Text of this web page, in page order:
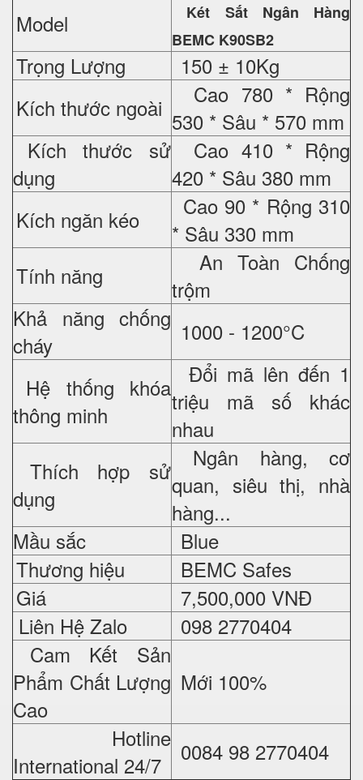
Model
Két Sắt Ngân Hàng
BEMC K90SB2
Trọng Lượng
150 ± 10Kg
Kích thước ngoài
Cao 780 * Rộng
530 * Sâu * 570 mm
Kích thước sử
dụng
Cao 410 * Rộng
420 * Sâu 380 mm
Kích ngăn kéo
Cao 90 * Rộng 310
* Sâu 330 mm
Tính năng
An Toàn Chống
trộm
Khả năng chống
cháy
1000 - 1200°C
Hệ thống khóa
thông minh
Đổi mã lên đến 1
triệu mã số khác
nhau
Thích hợp sử
dụng
Ngân hàng, cơ
quan, siêu thị, nhà
hàng...
Mầu sắc
Blue
Thương hiệu
BEMC Safes
Giá
7,500,000 VNĐ
Liên Hệ Zalo
098 2770404
Cam Kết Sản
Phẩm Chất Lượng
Cao
Mới 100%
Hotline
International 24/7
0084 98 2770404